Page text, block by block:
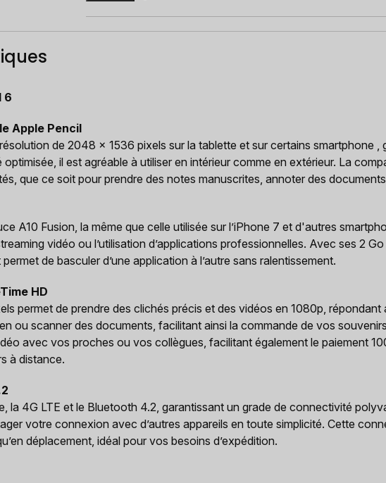
6
Apple Pencil
de 2048 x 1536 pixels sur la tablette et sur certains smartphone ,
il est agréable à utiliser en intérieur comme en extérieur. La
que ce soit pour prendre des notes manuscrites, annoter des
A10 Fusion, la même que celle utilisée sur l’iPhone 7 et d'autres
vidéo ou l’utilisation d’applications professionnelles. Avec ses 2
de basculer d’une application à l’autre sans ralentissement.
HD
permet de prendre des clichés précis et des vidéos en 1080p,
ou scanner des documents, facilitant ainsi la commande de vos
avec vos proches ou vos collègues, facilitant également le paiement
à distance.
la 4G LTE et le Bluetooth 4.2, garantissant un grade de connectivité
votre connexion avec d’autres appareils en toute simplicité. Cette
déplacement, idéal pour vos besoins d’expédition.